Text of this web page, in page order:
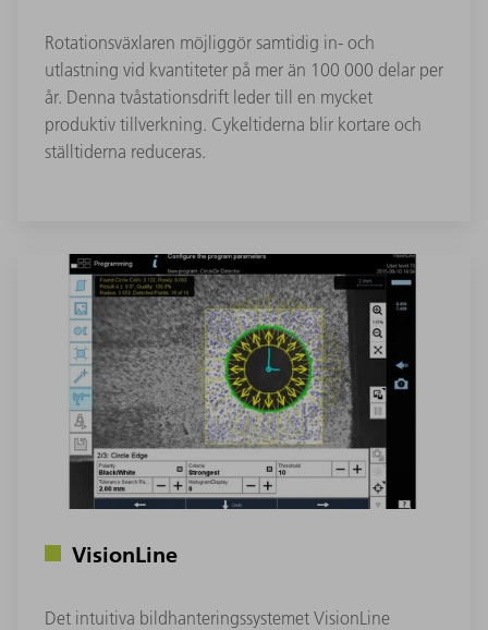
Rotationsväxlaren möjliggör samtidig in- och
utlastning vid kvantiteter på mer än 100 000 delar per
år. Denna tvåstationsdrift leder till en mycket
produktiv tillverkning. Cykeltiderna blir kortare och
ställtiderna reduceras.
VisionLine
Det intuitiva bildhanteringssystemet VisionLine